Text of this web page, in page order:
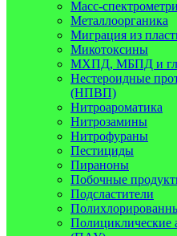
Масс-
Металлоорганика
Миграция из
Микотоксины
МХПД, МБПД и
Нестероидные
(НПВП)
Нитроароматика
Нитрозамины
Нитрофураны
Пестициды
Пираноны
Побочные
Подсластители
Полициклические